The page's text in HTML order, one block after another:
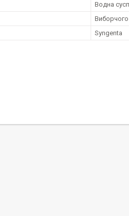
Водна
Виборчого
Syngenta